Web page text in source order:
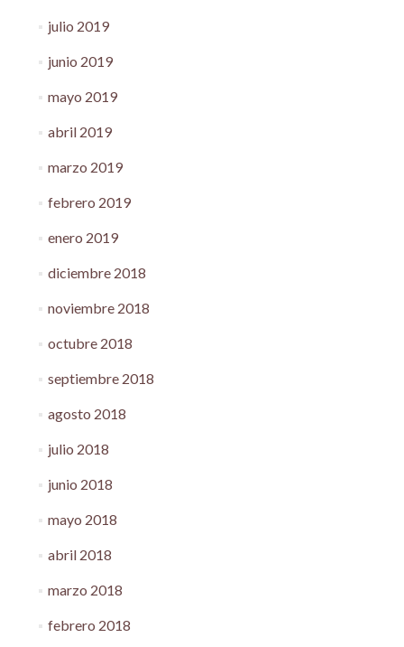
julio 2019
junio 2019
mayo 2019
abril 2019
marzo 2019
febrero 2019
enero 2019
diciembre 2018
noviembre 2018
octubre 2018
septiembre 2018
agosto 2018
julio 2018
junio 2018
mayo 2018
abril 2018
marzo 2018
febrero 2018